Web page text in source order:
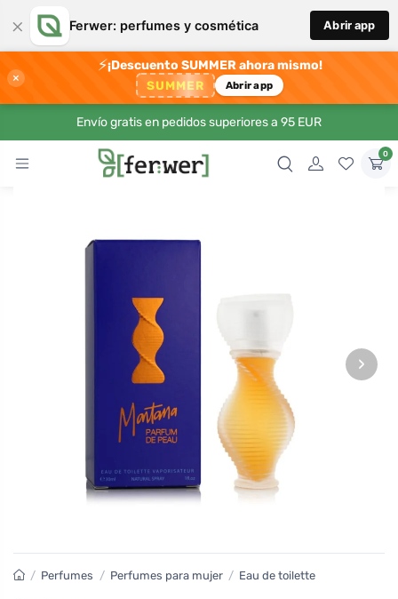
× Ferwer: perfumes y cosmética Abrir app
×
⚡¡Descuento SUMMER ahora mismo!
SUMMER Abrir app
Envío gratis en pedidos superiores a 95 EUR
0
›
/ Perfumes / Perfumes para mujer / Eau de toilette